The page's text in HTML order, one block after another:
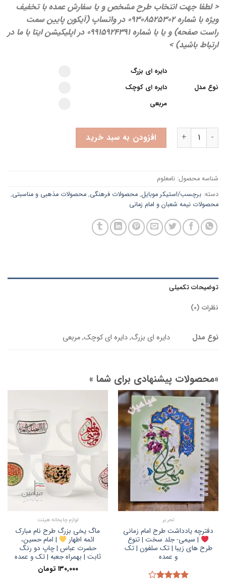
< لطفا جهت انتخاب طرح مشخص و یا سفارش عمده با تخفیف
ویژه با شماره 09308525302 در واتساپ (آیکون پایین سمت
راست صفحه) و یا با شماره 09915924391 در اپلیکیشن ایتا با ما در
ارتباط باشید) >
نوع مدل
Select pa_model
دایره ای بزرگ
دایره ای بزرگ option for pa_model
دایره ای کوچک
دایره ای کوچک option for pa_model
مربعی
مربعی option for pa_model
استیکر/برچسب ژله ای موبایل طرح مهدوی | ویژه نیمه شعبان | در
افزودن به سبد خرید
شناسه محصول: نامعلوم
دسته: برچسب/استیکر موبایل, محصولات فرهنگی, محصولات مذهبی و مناسبتی,
محصولات نیمه شعبان و امام زمانی
توضیحات تکمیلی
نظرات (0)
نوع مدل دایره ای بزرگ, دایره ای کوچک, مربعی
«محصولات پیشنهادی برای شما »
تحریر
دفترچه یادداشت طرح امام زمانی
| سیمی- جلد سخت | تنوع
طرح های زیبا | تک سلفون | تک
و عمده
لوازم چایخانه هیئت
ماگ یخی بزرگ طرح نام مبارک
ائمه اطهار
| امام حسین،
حضرت عباس | چاپ دو رنگ
ثابت | بهمراه جعبه | تک و عمده
۱۳۰,۰۰۰ تومان